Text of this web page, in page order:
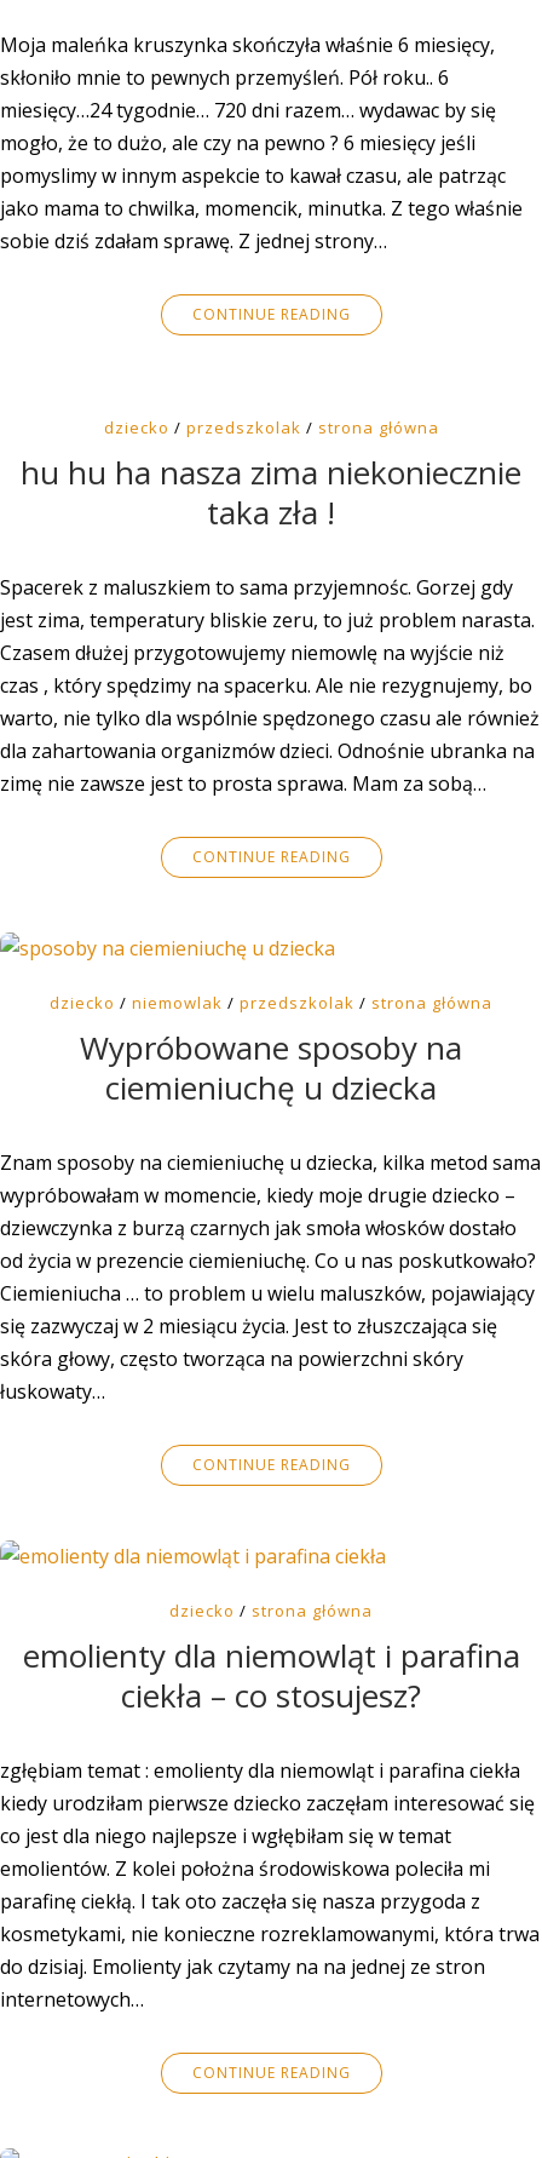
Moja maleńka kruszynka skończyła właśnie 6 miesięcy,
skłoniło mnie to pewnych przemyśleń. Pół roku.. 6
miesięcy…24 tygodnie… 720 dni razem… wydawac by się
mogło, że to dużo, ale czy na pewno ? 6 miesięcy jeśli
pomyslimy w innym aspekcie to kawał czasu, ale patrząc
jako mama to chwilka, momencik, minutka. Z tego właśnie
sobie dziś zdałam sprawę. Z jednej strony…
CONTINUE READING
dziecko / przedszkolak / strona główna
hu hu ha nasza zima niekoniecznie
taka zła !
Spacerek z maluszkiem to sama przyjemnośc. Gorzej gdy
jest zima, temperatury bliskie zeru, to już problem narasta.
Czasem dłużej przygotowujemy niemowlę na wyjście niż
czas , który spędzimy na spacerku. Ale nie rezygnujemy, bo
warto, nie tylko dla wspólnie spędzonego czasu ale również
dla zahartowania organizmów dzieci. Odnośnie ubranka na
zimę nie zawsze jest to prosta sprawa. Mam za sobą…
CONTINUE READING
dziecko / niemowlak / przedszkolak / strona główna
Wypróbowane sposoby na
ciemieniuchę u dziecka
Znam sposoby na ciemieniuchę u dziecka, kilka metod sama
wypróbowałam w momencie, kiedy moje drugie dziecko –
dziewczynka z burzą czarnych jak smoła włosków dostało
od życia w prezencie ciemieniuchę. Co u nas poskutkowało?
Ciemieniucha … to problem u wielu maluszków, pojawiający
się zazwyczaj w 2 miesiącu życia. Jest to złuszczająca się
skóra głowy, często tworząca na powierzchni skóry
łuskowaty…
CONTINUE READING
dziecko / strona główna
emolienty dla niemowląt i parafina
ciekła – co stosujesz?
zgłębiam temat : emolienty dla niemowląt i parafina ciekła
kiedy urodziłam pierwsze dziecko zaczęłam interesować się
co jest dla niego najlepsze i wgłębiłam się w temat
emolientów. Z kolei położna środowiskowa poleciła mi
parafinę ciekłą. I tak oto zaczęła się nasza przygoda z
kosmetykami, nie konieczne rozreklamowanymi, która trwa
do dzisiaj. Emolienty jak czytamy na na jednej ze stron
internetowych…
CONTINUE READING